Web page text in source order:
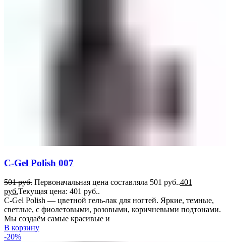
C-Gel Polish 007
501руб. Первоначальная цена составляла 501 руб..401
руб.Текущая цена: 401 руб..
C-Gel Polish — цветной гель-лак для ногтей. Яркие, темные,
светлые, с фиолетовыми, розовыми, коричневыми подтонами.
Мы создаём самые красивые и
В корзину
-20%